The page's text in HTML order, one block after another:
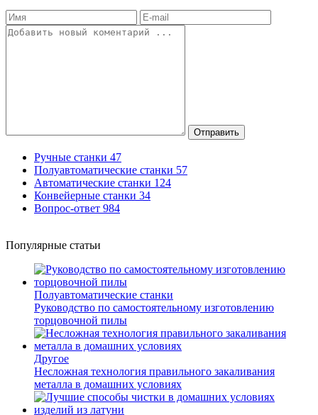
Отправить
Ручные станки 47
Полуавтоматические станки 57
Автоматические станки 124
Конвейерные станки 34
Вопрос-ответ 984
Популярные статьи
Полуавтоматические станки
Руководство по самостоятельному изготовлению
торцовочной пилы
Другое
Несложная технология правильного закаливания
металла в домашних условиях